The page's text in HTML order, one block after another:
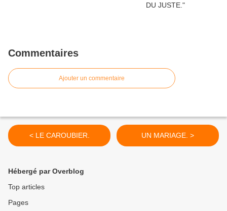
Commentaires
Ajouter un commentaire
< LE CAROUBIER. UN MARIAGE. >
Hébergé par Overblog
Top articles
Pages